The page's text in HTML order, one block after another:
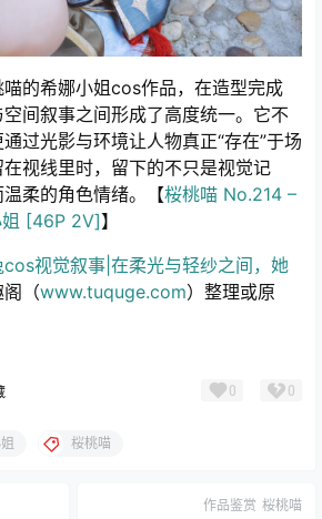
的希娜小姐cos作品，在造型完成
间叙事之间形成了高度统一。它不
过光影与环境让人物真正“存在”于场
视线里时，留下的不只是视觉记
柔的角色情绪。【桜桃喵 No.214 –
[46P 2V]】
视觉叙事|在柔光与轻纱之间，她
（www.tuquge.com）整理或原
0 0
桜桃喵
作品鉴赏 桜桃喵